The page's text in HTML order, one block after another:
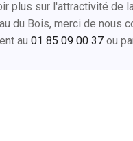
plus sur l'attractivité de
du Bois, merci de nous
au 01 85 09 00 37 ou